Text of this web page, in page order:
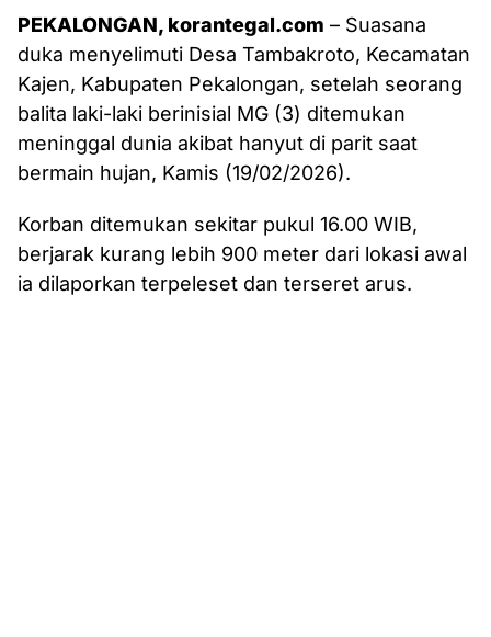
PEKALONGAN, korantegal.com – Suasana
duka menyelimuti Desa Tambakroto, Kecamatan
Kajen, Kabupaten Pekalongan, setelah seorang
balita laki-laki berinisial MG (3) ditemukan
meninggal dunia akibat hanyut di parit saat
bermain hujan, Kamis (19/02/2026).
Korban ditemukan sekitar pukul 16.00 WIB,
berjarak kurang lebih 900 meter dari lokasi awal
ia dilaporkan terpeleset dan terseret arus.